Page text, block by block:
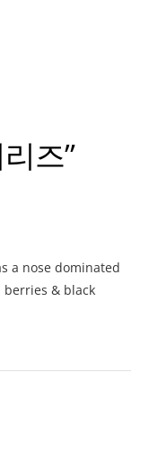
즈”
a nose dominated
& black